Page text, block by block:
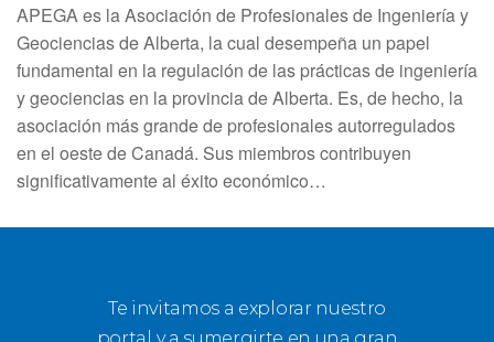
APEGA es la Asociación de Profesionales de Ingeniería y
Geociencias de Alberta, la cual desempeña un papel
fundamental en la regulación de las prácticas de ingeniería
y geociencias en la provincia de Alberta. Es, de hecho, la
asociación más grande de profesionales autorregulados
en el oeste de Canadá. Sus miembros contribuyen
significativamente al éxito económico…
Te invitamos a explorar nuestro
portal y a sumergirte en una gran